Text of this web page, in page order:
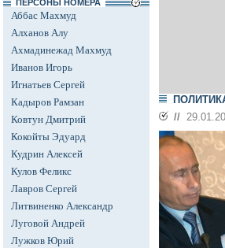
ПЕРСОНЫ НОМЕРА
Аббас Махмуд
Алханов Алу
Ахмадинежад Махмуд
Иванов Игорь
Игнатьев Сергей
Кадыров Рамзан
Ковтун Дмитрий
Кокойты Эдуард
Кудрин Алексей
Кулов Феликс
Лавров Сергей
Литвиненко Александр
Луговой Андрей
Лужков Юрий
//